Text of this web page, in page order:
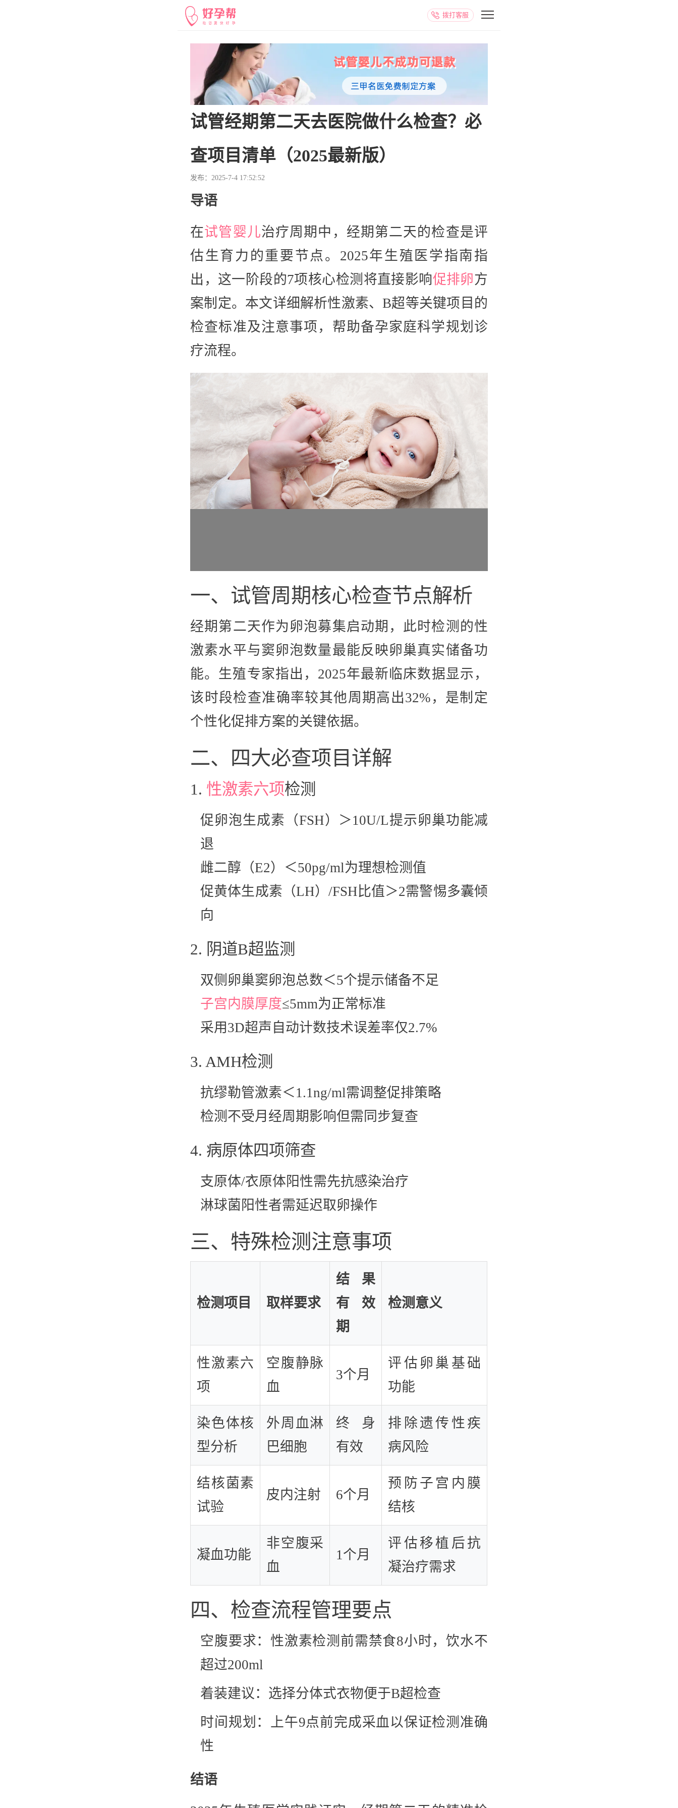
拨打客服
试管经期第二天去医院做什么检查？必
查项目清单（2025最新版）
发布：2025-7-4 17:52:52
导语
在试管婴儿治疗周期中，经期第二天的检查是评
估生育力的重要节点。2025年生殖医学指南指
出，这一阶段的7项核心检测将直接影响促排卵方
案制定。本文详细解析性激素、B超等关键项目的
检查标准及注意事项，帮助备孕家庭科学规划诊
疗流程。
一、试管周期核心检查节点解析
经期第二天作为卵泡募集启动期，此时检测的性
激素水平与窦卵泡数量最能反映卵巢真实储备功
能。生殖专家指出，2025年最新临床数据显示，
该时段检查准确率较其他周期高出32%，是制定
个性化促排方案的关键依据。
二、四大必查项目详解
1. 性激素六项检测
促卵泡生成素（FSH）＞10U/L提示卵巢功能减
退
雌二醇（E2）＜50pg/ml为理想检测值
促黄体生成素（LH）/FSH比值＞2需警惕多囊倾
向
2. 阴道B超监测
双侧卵巢窦卵泡总数＜5个提示储备不足
子宫内膜厚度≤5mm为正常标准
采用3D超声自动计数技术误差率仅2.7%
3. AMH检测
抗缪勒管激素＜1.1ng/ml需调整促排策略
检测不受月经周期影响但需同步复查
4. 病原体四项筛查
支原体/衣原体阳性需先抗感染治疗
淋球菌阳性者需延迟取卵操作
三、特殊检测注意事项
检测项目 取样要求
结果
有效
期
检测意义
性激素六
项
空腹静脉
血
3个月
评估卵巢基础
功能
染色体核
型分析
外周血淋
巴细胞
终身
有效
排除遗传性疾
病风险
结核菌素
试验
皮内注射 6个月
预防子宫内膜
结核
凝血功能
非空腹采
血
1个月
评估移植后抗
凝治疗需求
四、检查流程管理要点
空腹要求：性激素检测前需禁食8小时，饮水不
超过200ml
着装建议：选择分体式衣物便于B超检查
时间规划：上午9点前完成采血以保证检测准确
性
结语